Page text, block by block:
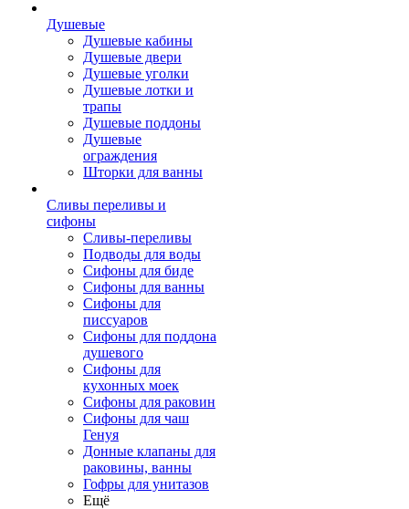
Душевые
Душевые кабины
Душевые двери
Душевые уголки
Душевые лотки и
трапы
Душевые поддоны
Душевые
ограждения
Шторки для ванны
Сливы переливы и
сифоны
Сливы-переливы
Подводы для воды
Сифоны для биде
Сифоны для ванны
Сифоны для
писсуаров
Сифоны для поддона
душевого
Сифоны для
кухонных моек
Сифоны для раковин
Сифоны для чаш
Генуя
Донные клапаны для
раковины, ванны
Гофры для унитазов
Ещё